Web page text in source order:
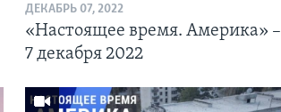
ДЕКАБРЬ 07, 2022
«Настоящее время. Америка» –
7 декабря 2022